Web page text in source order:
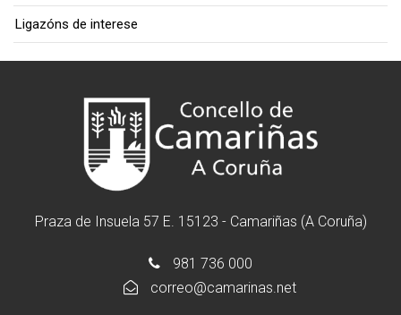
Ligazóns de interese
Praza de Insuela 57 E. 15123 - Camariñas (A Coruña)
981 736 000
correo@camarinas.net